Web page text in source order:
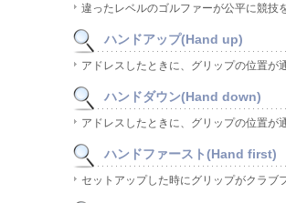
違ったレベルのゴルファーが公平に競技
ハンドアップ(Hand up)
アドレスしたときに、グリップの位置が
ハンドダウン(Hand down)
アドレスしたときに、グリップの位置が
ハンドファースト(Hand first)
セットアップした時にグリップがクラブ